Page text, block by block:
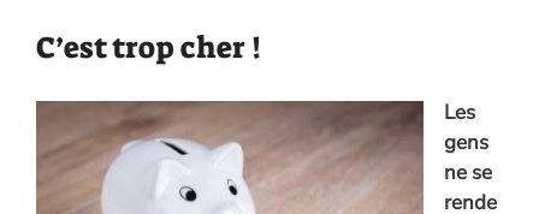
C’est trop cher !
Les
gens
ne se
rende